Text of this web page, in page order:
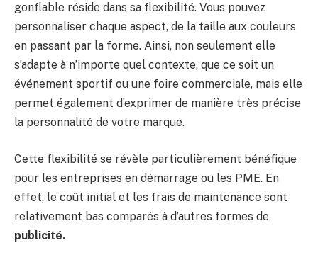
gonflable réside dans sa flexibilité. Vous pouvez
personnaliser chaque aspect, de la taille aux couleurs
en passant par la forme. Ainsi, non seulement elle
s’adapte à n’importe quel contexte, que ce soit un
événement sportif ou une foire commerciale, mais elle
permet également d’exprimer de manière très précise
la personnalité de votre marque.
Cette flexibilité se révèle particulièrement bénéfique
pour les entreprises en démarrage ou les PME. En
effet, le coût initial et les frais de maintenance sont
relativement bas comparés à d’autres formes de
publicité.